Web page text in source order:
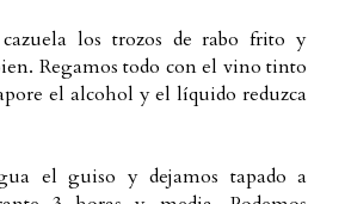
los trozos de rabo frito y
Regamos todo con el vino tinto
el alcohol y el líquido reduzca
el guiso y dejamos tapado a